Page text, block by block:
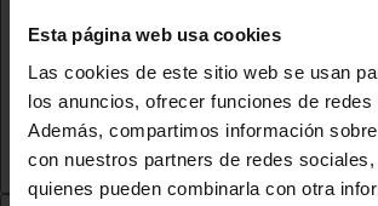
Esta página web usa cookies
Las cookies de este sitio web se usan
los anuncios, ofrecer funciones de
Además, compartimos información
con nuestros partners de redes
quienes pueden combinarla con otra